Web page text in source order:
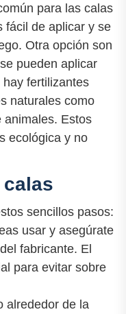
para las calas
fácil de aplicar y se
Otra opción son
pueden aplicar
fertilizantes
naturales como
animales. Estos
ecológica y no
sencillos pasos:
usar y asegúrate
fabricante. El
para evitar sobre
alrededor de la